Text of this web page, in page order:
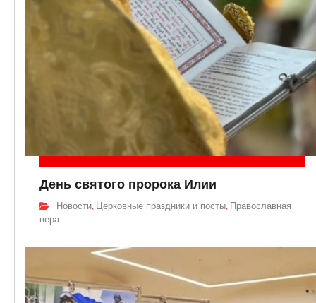
День святого пророка Илии
Новости, Церковные праздники и посты, Православная
вера